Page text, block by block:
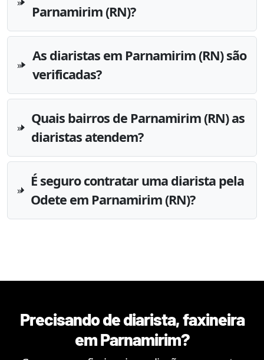
Parnamirim (RN)?
As diaristas em Parnamirim (RN) são
verificadas?
Quais bairros de Parnamirim (RN) as
diaristas atendem?
É seguro contratar uma diarista pela
Odete em Parnamirim (RN)?
Precisando de diarista, faxineira
emParnamirim?